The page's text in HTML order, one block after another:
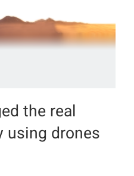
the real
using
the real
using drones